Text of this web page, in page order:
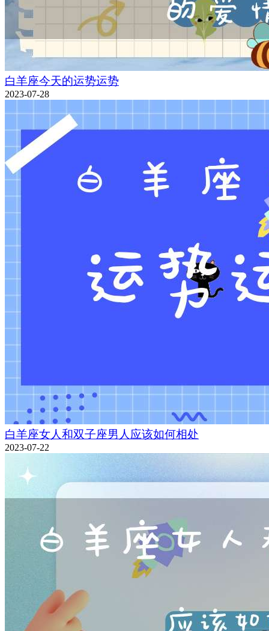
白羊座今天的运势运势
2023-07-28
白羊座女人和双子座男人应该如何相处
2023-07-22